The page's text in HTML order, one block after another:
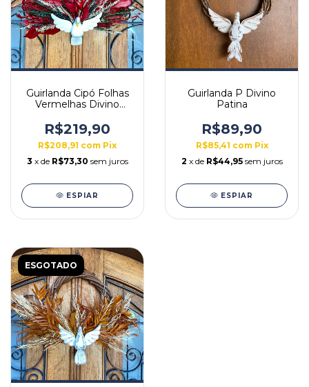
Guirlanda Cipó Folhas
Vermelhas Divino
R$219,90
R$208,91 com Pix
3 x de R$73,30 sem juros
ESPIAR
Guirlanda P Divino
Patina
R$89,90
R$85,41 com Pix
2 x de R$44,95 sem juros
ESPIAR
ESGOTADO